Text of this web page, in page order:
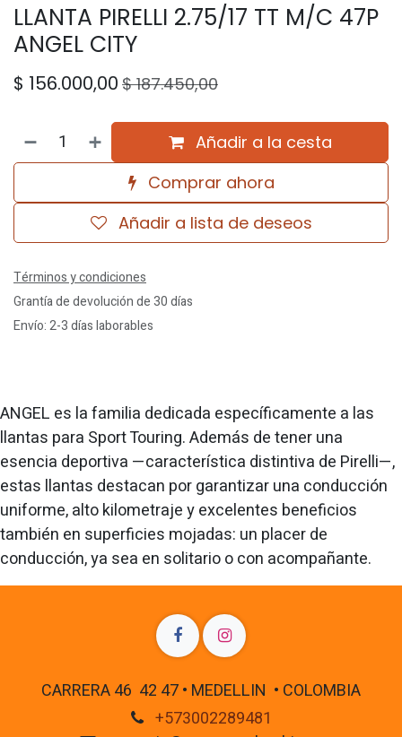
LLANTA PIRELLI 2.75/17 TT M/C 47P
ANGEL CITY
$ 156.000,00 $187.450,00
Añadir a la cesta
Comprar ahora
Añadir a lista de deseos
Términos y condiciones
Grantía de devolución de 30 días
Envío: 2-3 días laborables
ANGEL es la familia dedicada específicamente a las
llantas para Sport Touring. Además de tener una
esencia deportiva —característica distintiva de Pirelli—,
estas llantas destacan por garantizar una conducción
uniforme, alto kilometraje y excelentes beneficios
también en superficies mojadas: un placer de
conducción, ya sea en solitario o con acompañante.
CARRERA 46 42 47 • MEDELLIN • COLOMBIA
+573002289481